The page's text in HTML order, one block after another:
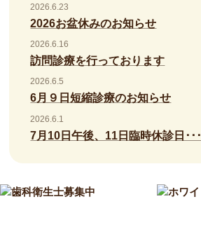
2026.6.23
2026お盆休みのお知らせ
2026.6.16
訪問診療を行っております
2026.6.5
6月９日短縮診療のお知らせ
2026.6.1
7月10日午後、11日臨時休診日･･･